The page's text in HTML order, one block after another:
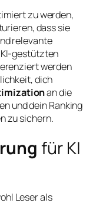
zu werden,
dass sie
relevante
gestützten
werden
dich
an die
und dein Ranking
zu sichern.
für KI
Leser als